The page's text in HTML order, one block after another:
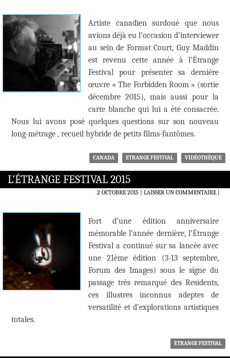
Artiste canadien surdoué que nous
avions déjà eu l’occasion d’interviewer
au sein de Format Court, Guy Maddin
est revenu cette année à l’Étrange
Festival pour présenter sa dernière
œuvre « The Forbidden Room » (sortie
décembre 2015), mais aussi pour la
carte blanche qui lui a été consacrée.
Nous lui avons posé quelques questions sur son nouveau
long-métrage , recueil hybride de petits films-fantômes.
CANADA ETRANGE FESTIVAL VIDÉOTHÈQUE
L’ÉTRANGE FESTIVAL 2015
2 OCTOBRE 2015 LAISSER UN COMMENTAIRE|
Fort d’une édition anniversaire
mémorable l’année dernière, l’Étrange
Festival a continué sur sa lancée avec
une 21ème édition (3-13 septembre,
Forum des Images) sous le signe du
passage très remarqué des Residents,
ces illustres inconnus adeptes de
versatilité et d’explorations artistiques
totales.
ETRANGE FESTIVAL